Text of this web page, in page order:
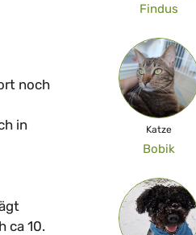
noch
in
ca 10.
Findus
Katze
Bobik